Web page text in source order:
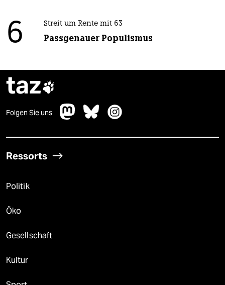
6 Streit um Rente mit 63
Passgenauer Populismus
taz
Folgen Sie uns
Ressorts
Politik
Öko
Gesellschaft
Kultur